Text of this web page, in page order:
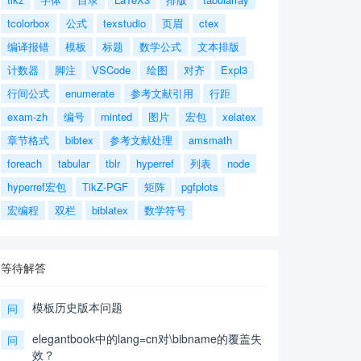
tcolorbox
公式 texstudio 页眉
ctex
编译报错
模板 标题 数学公式
文本排版
计数器
脚注 VSCode 绘图 对齐
Expl3
行间公式
enumerate 参考文献引用
行距
exam-zh
编号 minted 图片 宏包
xelatex
章节格式
bibtex 参考文献处理
amsmath
foreach
tabular tblr hyperref 列表
node
hyperref宏包
TikZ-PGF 矩阵
pgfplots
宏编程
双栏 biblatex 数学符号
等待解答
问 模板历史版本问题
问
elegantbook中的lang=cn对\bibname的覆盖失
效？